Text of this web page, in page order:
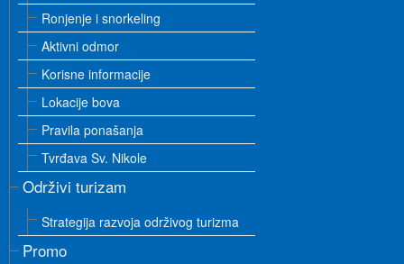
Ronjenje i snorkeling
Aktivni odmor
Korisne informacije
Lokacije bova
Pravila ponašanja
Tvrđava Sv. Nikole
Održivi turizam
Strategija razvoja održivog turizma
Promo